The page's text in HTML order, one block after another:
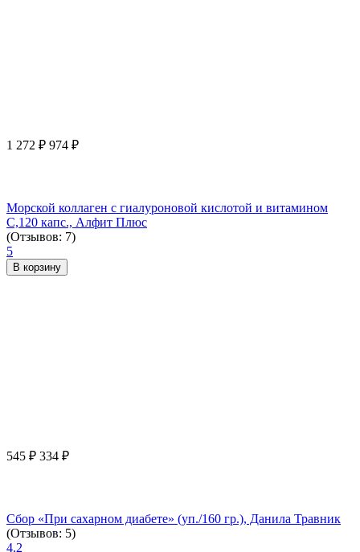
1 272 ₽ 974 ₽
Морской коллаген с гиалуроновой кислотой и витамином
С,120 капс., Алфит Плюс
(Отзывов: 7)
5
В корзину
545 ₽ 334 ₽
Сбор «При сахарном диабете» (уп./160 гр.), Данила Травник
(Отзывов: 5)
4.2